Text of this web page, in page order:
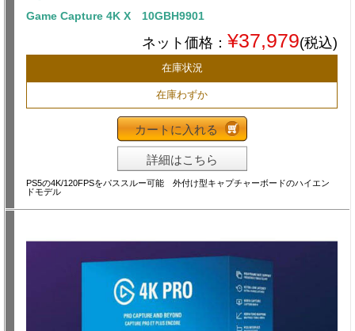
Game Capture 4K X 10GBH9901
ネット価格： ¥37,979(税込)
在庫状況
在庫わずか
カートに入れる
詳細はこちら
PS5の4K/120FPSをパススルー可能 外付け型キャプチャーボードのハイエン
ドモデル